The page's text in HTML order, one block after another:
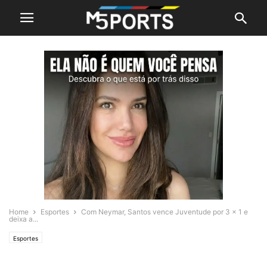
Home Esportes
Com Neymar, Santos vence Juventude por 3 x 1 e
deixa a...
Esportes